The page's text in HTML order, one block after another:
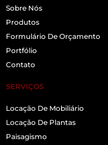
Sobre Nós
Produtos
Formulário De Orçamento
Portfólio
Contato
SERVIÇOS
Locação De Mobiliário
Locação De Plantas
Paisagismo